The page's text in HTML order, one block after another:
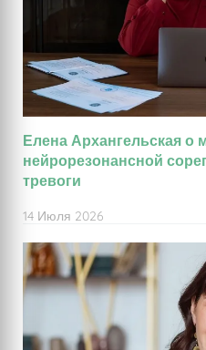
Елена Архангельская о
нейрорезонансной
тревоги
14 Июля 2026